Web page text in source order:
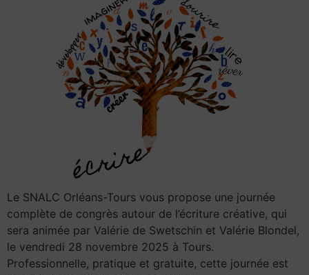
Le SNALC Orléans-Tours vous propose une journée
complète de congrès autour de l’écriture créative, qui
sera animée par Valérie de Swetschin et Valérie Blondel,
le vendredi 28 novembre 2025 à Tours.
Professionnelle, pratique et gratuite, cette journée est